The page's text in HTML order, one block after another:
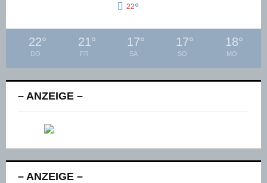
22°
22°
DO
21°
FR
17°
SA
17°
SO
18°
MO
– ANZEIGE –
– ANZEIGE –